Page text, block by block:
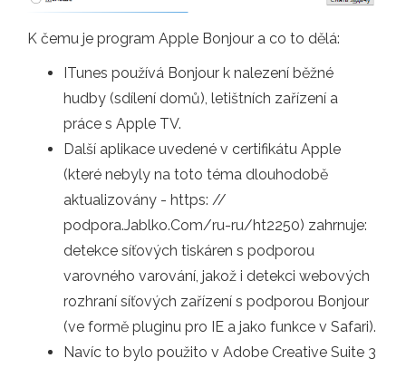
K čemu je program Apple Bonjour a co to dělá:
ITunes používá Bonjour k nalezení běžné
hudby (sdílení domů), letištních zařízení a
práce s Apple TV.
Další aplikace uvedené v certifikátu Apple
(které nebyly na toto téma dlouhodobě
aktualizovány - https: //
podpora.Jablko.Com/ru-ru/ht2250) zahrnuje:
detekce síťových tiskáren s podporou
varovného varování, jakož i detekci webových
rozhraní síťových zařízení s podporou Bonjour
(ve formě pluginu pro IE a jako funkce v Safari).
Navíc to bylo použito v Adobe Creative Suite 3